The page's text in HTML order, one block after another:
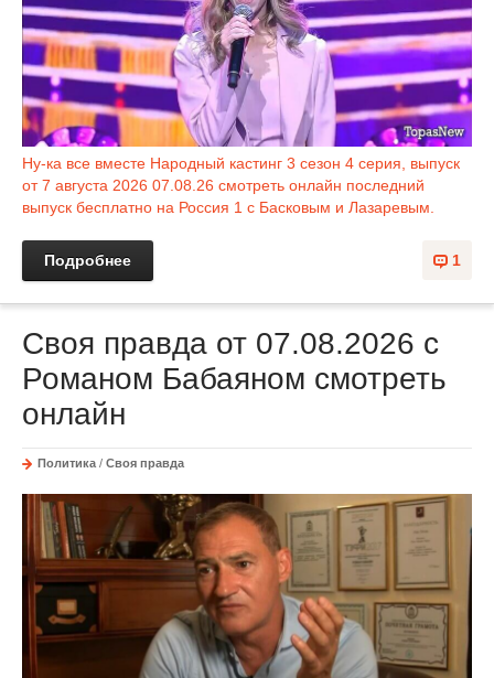
Ну-ка все вместе Народный кастинг 3 сезон 4 серия, выпуск
от 7 августа 2026 07.08.26 смотреть онлайн последний
выпуск бесплатно на Россия 1 с Басковым и Лазаревым.
1
Подробнее
Своя правда от 07.08.2026 с
Романом Бабаяном смотреть
онлайн
Политика / Своя правда